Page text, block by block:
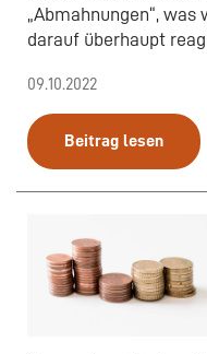
„Abmahnungen“,
darauf überhaupt
09.10.2022
Beitrag lesen